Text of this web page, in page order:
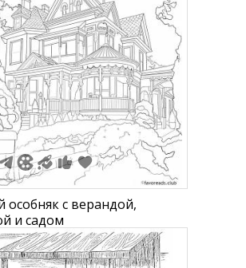
особняк с верандой,
и садом